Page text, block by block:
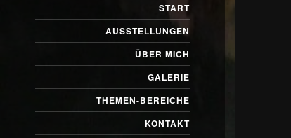
START
AUSSTELLUNGEN
ÜBER MICH
GALERIE
THEMEN-BEREICHE
KONTAKT